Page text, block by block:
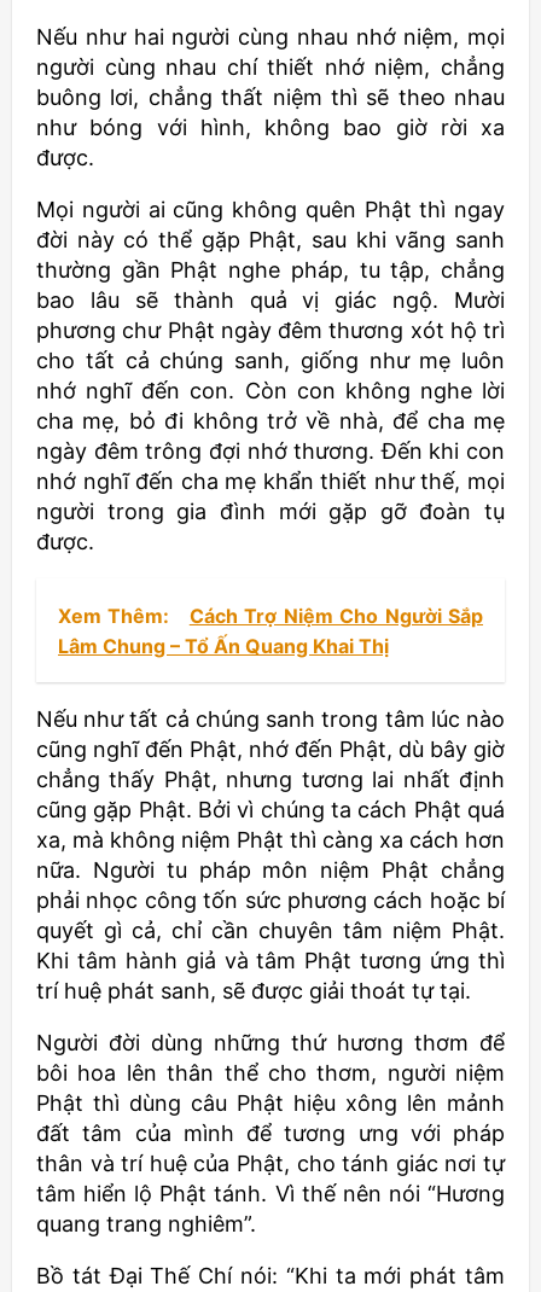
Nếu như hai người cùng nhau nhớ niệm, mọi
người cùng nhau chí thiết nhớ niệm, chẳng
buông lơi, chẳng thất niệm thì sẽ theo nhau
như bóng với hình, không bao giờ rời xa
được.
Mọi người ai cũng không quên Phật thì ngay
đời này có thể gặp Phật, sau khi vãng sanh
thường gần Phật nghe pháp, tu tập, chẳng
bao lâu sẽ thành quả vị giác ngộ. Mười
phương chư Phật ngày đêm thương xót hộ trì
cho tất cả chúng sanh, giống như mẹ luôn
nhớ nghĩ đến con. Còn con không nghe lời
cha mẹ, bỏ đi không trở về nhà, để cha mẹ
ngày đêm trông đợi nhớ thương. Đến khi con
nhớ nghĩ đến cha mẹ khẩn thiết như thế, mọi
người trong gia đình mới gặp gỡ đoàn tụ
được.
Xem Thêm:
Cách Trợ Niệm Cho Người Sắp
Lâm Chung – Tổ Ấn Quang Khai Thị
Nếu như tất cả chúng sanh trong tâm lúc nào
cũng nghĩ đến Phật, nhớ đến Phật, dù bây giờ
chẳng thấy Phật, nhưng tương lai nhất định
cũng gặp Phật. Bởi vì chúng ta cách Phật quá
xa, mà không niệm Phật thì càng xa cách hơn
nữa. Người tu pháp môn niệm Phật chẳng
phải nhọc công tốn sức phương cách hoặc bí
quyết gì cả, chỉ cần chuyên tâm niệm Phật.
Khi tâm hành giả và tâm Phật tương ứng thì
trí huệ phát sanh, sẽ được giải thoát tự tại.
Người đời dùng những thứ hương thơm để
bôi hoa lên thân thể cho thơm, người niệm
Phật thì dùng câu Phật hiệu xông lên mảnh
đất tâm của mình để tương ưng với pháp
thân và trí huệ của Phật, cho tánh giác nơi tự
tâm hiển lộ Phật tánh. Vì thế nên nói “Hương
quang trang nghiêm”.
Bồ tát Đại Thế Chí nói: “Khi ta mới phát tâm